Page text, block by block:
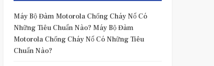
Máy Bộ Đàm Motorola Chống Cháy Nổ Có
Những Tiêu Chuẩn Nào? Máy Bộ Đàm
Motorola Chống Cháy Nổ Có Những Tiêu
Chuẩn Nào?